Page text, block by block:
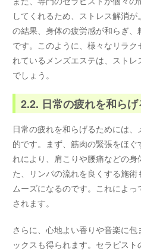
してくれるため、ストレス解消
の結果、身体の疲労感が和らぎ
です。このように、様々なリラ
れているメンズエステは、スト
でしょう。
2.2. 日常の疲れを和ら
日常の疲れを和らげるためには
的です。まず、筋肉の緊張をほ
れにより、肩こりや腰痛などの
た、リンパの流れを良くする施
ムーズになるのです。これによ
されます。
さらに、心地よい香りや音楽に
ックスも得られます。セラピス